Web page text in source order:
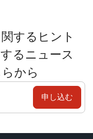
するヒント
るニュース
から